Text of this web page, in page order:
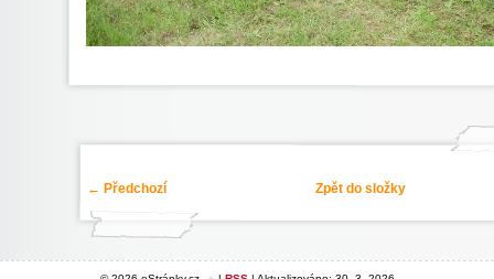
← Předchozí Zpět do složky